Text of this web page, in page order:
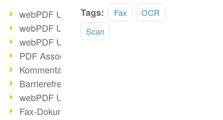
webPDF Update 8.0.0.2376
webPDF Update 8.0.0.2374
webPDF Update 8.0.0.2372
PDF Association 2021 Entwicklungen
Kommentare im PDF einfügen
Barrierefreie PDF-Dokumente (3/3)
webPDF Update 8.0.0.2338
Fax-Dokumente in Workflow
Tags: Fax
OCR
Scan